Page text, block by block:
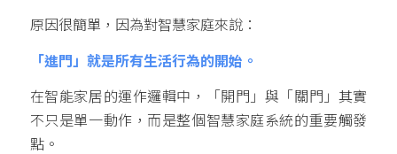
原因很簡單，因為對智慧家庭來說：
「進門」就是所有生活行為的開始。
在智能家居的運作邏輯中，「開門」與「關門」其實
不只是單一動作，而是整個智慧家庭系統的重要觸發
點。